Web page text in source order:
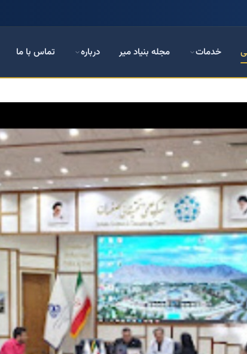
خدمات مجله بنیاد میر درباره تماس با ما